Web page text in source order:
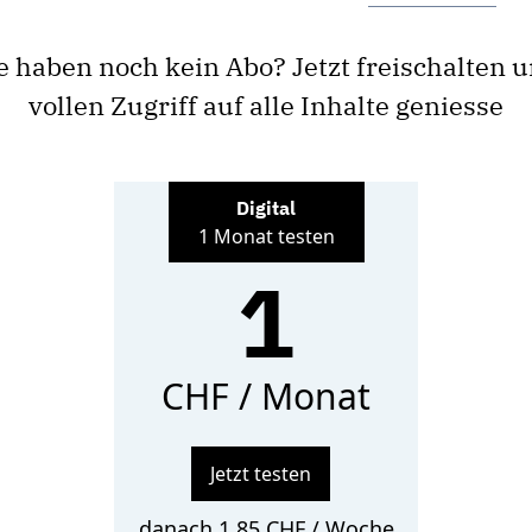
haben noch kein Abo? Jetzt freischalten
vollen Zugriff auf alle Inhalte geniesse
Digital
1 Monat testen
1
CHF / Monat
Jetzt testen